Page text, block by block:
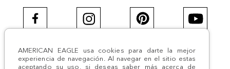
AMERICAN EAGLE usa cookies para darte la mejor
experiencia de navegación. Al navegar en el sitio estas
aceptando su uso, si deseas saber más acerca de
#AEJEANS #AerieREALCOL